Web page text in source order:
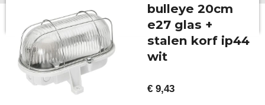
bulleye 20cm
e27 glas +
stalen korf ip44
wit
€ 9,43